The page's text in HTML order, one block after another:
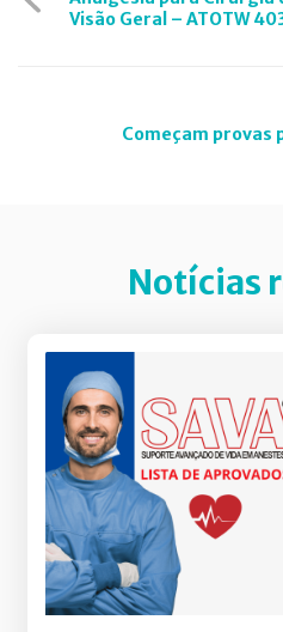
deVisão Geral – ATOTW
Começam provas
Notícias